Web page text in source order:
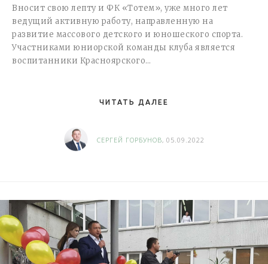
Вносит свою лепту и ФК «Тотем», уже много лет
ведущий активную работу, направленную на
развитие массового детского и юношеского спорта.
Участниками юниорской команды клуба является
воспитанники Красноярского…
ЧИТАТЬ ДАЛЕЕ
СЕРГЕЙ ГОРБУНОВ, 05.09.2022